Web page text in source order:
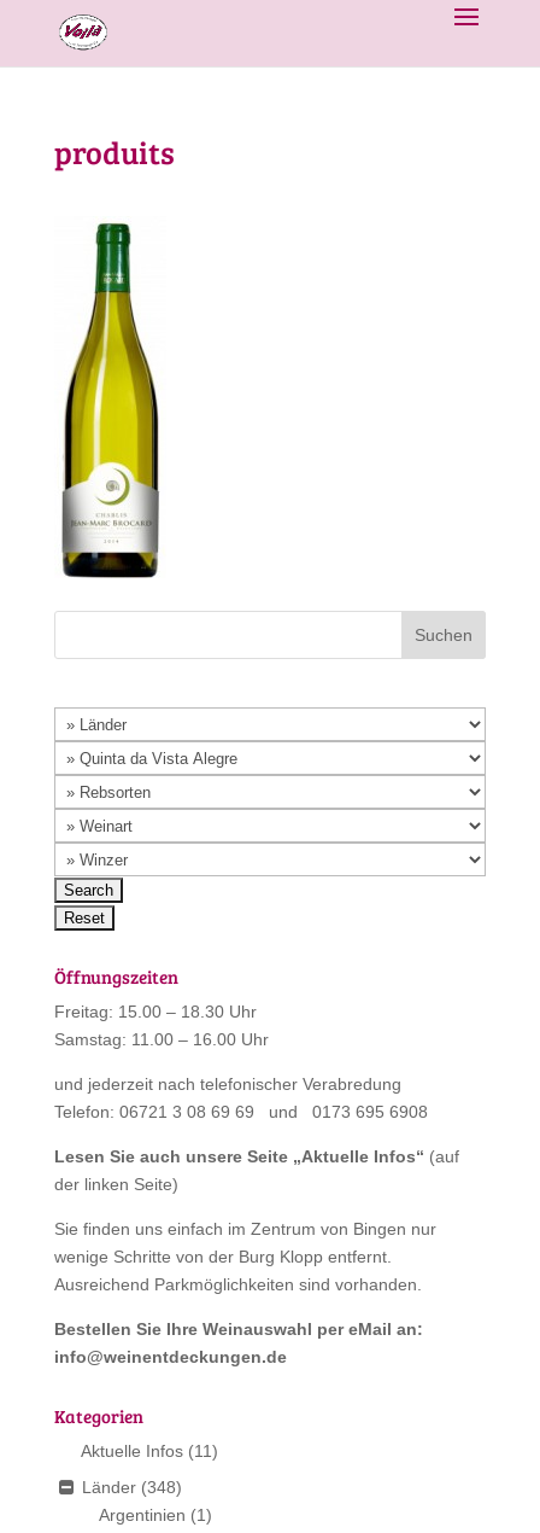
produits
Öffnungszeiten
Freitag: 15.00 – 18.30 Uhr
Samstag: 11.00 – 16.00 Uhr
und jederzeit nach telefonischer Verabredung
Telefon: 06721 3 08 69 69 und 0173 695 6908
Lesen Sie auch unsere Seite „Aktuelle Infos“ (auf
der linken Seite)
Sie finden uns einfach im Zentrum von Bingen nur
wenige Schritte von der Burg Klopp entfernt.
Ausreichend Parkmöglichkeiten sind vorhanden.
Bestellen Sie Ihre Weinauswahl per eMail an:
info@weinentdeckungen.de
Kategorien
Aktuelle Infos (11)
Länder (348)
Argentinien (1)